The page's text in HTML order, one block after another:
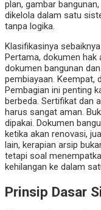
plan, gambar
dikelola dalam satu
tanpa logika.
Klasifikasinya
Pertama, dokumen hak
dokumen bangunan
pembiayaan. Keempat,
Pembagian ini penting
berbeda. Sertifikat dan
harus sangat aman.
dipakai. Dokumen
ketika akan renovasi,
lain, kerapian arsip
tetapi soal
kehilangan ke dalam
Prinsip Dasar